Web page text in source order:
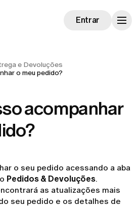
Entrar
e Devoluções
o meu pedido?
acompanhar
o seu pedido acessando a aba
Pedidos & Devoluções.
as atualizações mais
seu pedido e os detalhes de